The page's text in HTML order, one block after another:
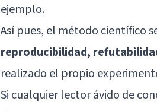
ejemplo.
Así pues, el método científico
reproducibilidad,
realizado el propio
Si cualquier lector ávido de